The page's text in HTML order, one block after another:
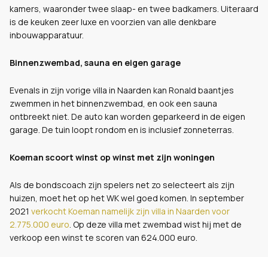
kamers, waaronder twee slaap- en twee badkamers. Uiteraard
is de keuken zeer luxe en voorzien van alle denkbare
inbouwapparatuur.
Binnenzwembad, sauna en eigen garage
Evenals in zijn vorige villa in Naarden kan Ronald baantjes
zwemmen in het binnenzwembad, en ook een sauna
ontbreekt niet. De auto kan worden geparkeerd in de eigen
garage. De tuin loopt rondom en is inclusief zonneterras.
Koeman scoort winst op winst met zijn woningen
Als de bondscoach zijn spelers net zo selecteert als zijn
huizen, moet het op het WK wel goed komen. In september
2021 verkocht Koeman namelijk zijn villa in Naarden voor
2.775.000 euro. Op deze villa met zwembad wist hij met de
verkoop een winst te scoren van 624.000 euro.